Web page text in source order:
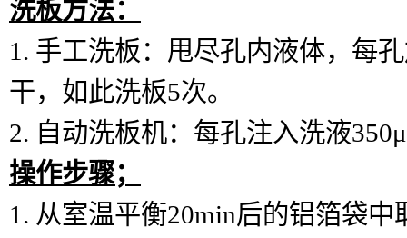
洗板方法：
1. 手工洗板：甩尽孔内液体，每
干，如此洗板5次。
2. 自动洗板机：每孔注入洗液
操作步骤；
1. 从室温平衡20min后的铝箔袋